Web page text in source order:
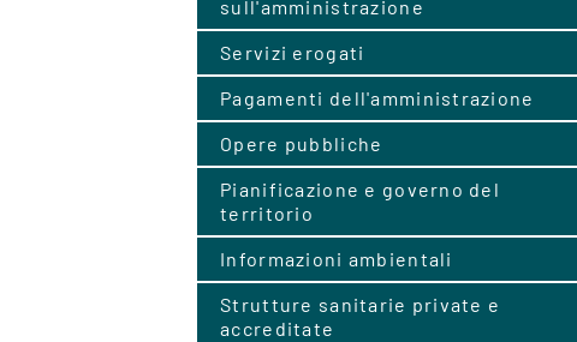
sull'amministrazione
Servizi erogati
Pagamenti dell'amministrazione
Opere pubbliche
Pianificazione e governo del
territorio
Informazioni ambientali
Strutture sanitarie private e
accreditate